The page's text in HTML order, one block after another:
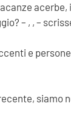
– , , –
e